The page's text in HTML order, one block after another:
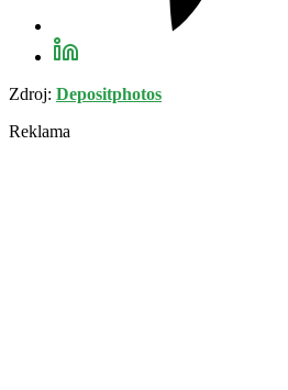
Zdroj: Depositphotos
Reklama